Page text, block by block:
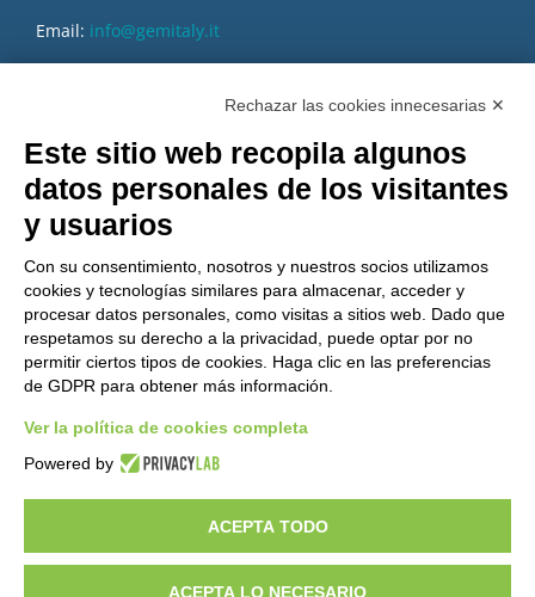
Email: info@gemitaly.it
¿Quieres ser un distribuidor de GEM?
01544010463 | codice SDI A4707H7 |Privacy Policy|Cookie Policy|
credits
Rechazar las cookies innecesarias ✕
Este sitio web recopila algunos
datos personales de los visitantes
y usuarios
Con su consentimiento, nosotros y nuestros socios utilizamos
cookies y tecnologías similares para almacenar, acceder y
procesar datos personales, como visitas a sitios web. Dado que
respetamos su derecho a la privacidad, puede optar por no
permitir ciertos tipos de cookies. Haga clic en las preferencias
de GDPR para obtener más información.
Ver la política de cookies completa
Powered by
ACEPTA TODO
ACEPTA LO NECESARIO